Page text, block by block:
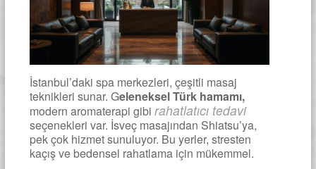
İstanbul’daki spa merkezleri, çeşitli masaj
teknikleri sunar. Geleneksel Türk hamamı,
modern aromaterapi gibi rahatlatıcı tedavi
seçenekleri var. İsveç masajından Shiatsu’ya,
pek çok hizmet sunuluyor. Bu yerler, stresten
kaçış ve bedensel rahatlama için mükemmel.